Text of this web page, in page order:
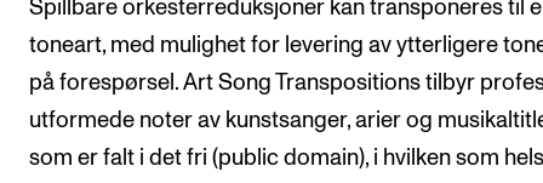
Læringsressurser
Si ifra!
Betalte spilleoppdrag
Spillbare orkesterreduksjoner kan transponeres til
toneart, med mulighet for levering av ytterligere
på forespørsel. Art Song Transpositions tilbyr
utformede noter av kunstsanger, arier og
som er falt i det fri (public domain), i hvilken som